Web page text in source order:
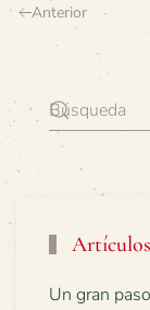
Anterior
Un gran